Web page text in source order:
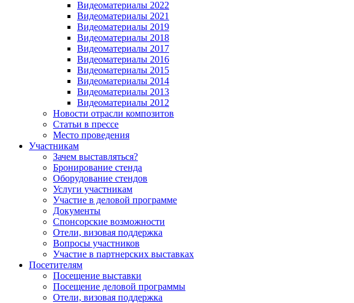
Видеоматериалы 2022
Видеоматериалы 2021
Видеоматериалы 2019
Видеоматериалы 2018
Видеоматериалы 2017
Видеоматериалы 2016
Видеоматериалы 2015
Видеоматериалы 2014
Видеоматериалы 2013
Видеоматериалы 2012
Новости отрасли композитов
Статьи в прессе
Место проведения
Участникам
Зачем выставляться?
Бронирование стенда
Оборудование стендов
Услуги участникам
Участие в деловой программе
Документы
Спонсорские возможности
Отели, визовая поддержка
Вопросы участников
Участие в партнерских выставках
Посетителям
Посещение выставки
Посещение деловой программы
Отели, визовая поддержка